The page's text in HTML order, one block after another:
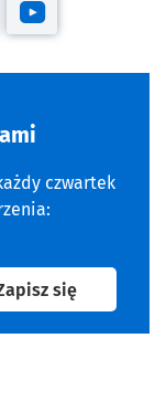
nowej karcie
się w nowej
Otwiera się w
czwartek
sięna